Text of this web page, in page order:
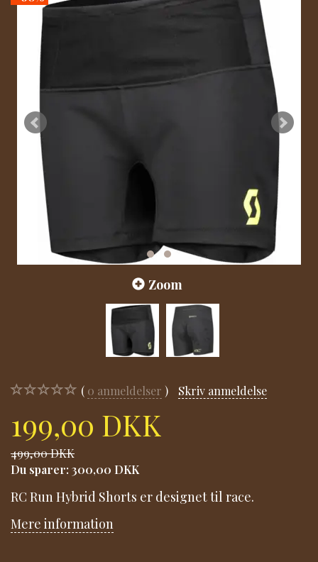
Zoom
0 anmeldelser Skriv anmeldelse
199,00 DKK
499,00 DKK
Du sparer: 300,00 DKK
RC Run Hybrid Shorts er designet til race.
Mere information